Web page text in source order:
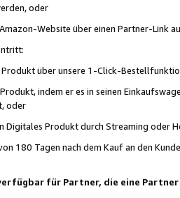
oder
Website über einen Partner-Link
über unsere 1-Click-
indem er es in seinen
oder
Digitales Produkt durch Streaming oder
180 Tagen nach dem Kauf an den
für Partner, die eine